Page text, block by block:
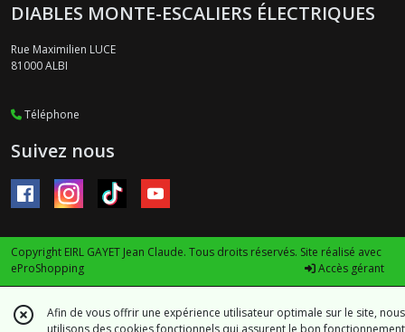
DIABLES MONTE-ESCALIERS ÉLECTRIQUES
Rue Maximilien LUCE
81000ALBI
Téléphone
Suivez nous
Copyright EIRL GAYET Jean Claude. Tous droits réservés. Site réalisé avec
eProShopping
Accès gérant
Afin de vous offrir une expérience utilisateur optimale sur le site, nous
utilisons des cookies fonctionnels qui assurent le bon fonctionnement